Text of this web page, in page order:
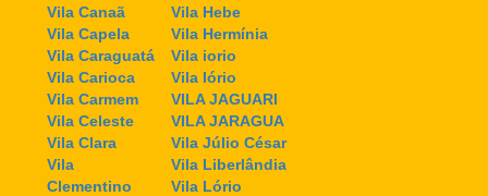
Vila Canaã
Vila Capela
Vila Caraguatá
Vila Carioca
Vila Carmem
Vila Celeste
Vila Clara
Vila
Clementino
Vila Hebe
Vila Hermínia
Vila iorio
Vila Iório
VILA JAGUARI
VILA JARAGUA
Vila Júlio César
Vila Liberlândia
Vila Lório